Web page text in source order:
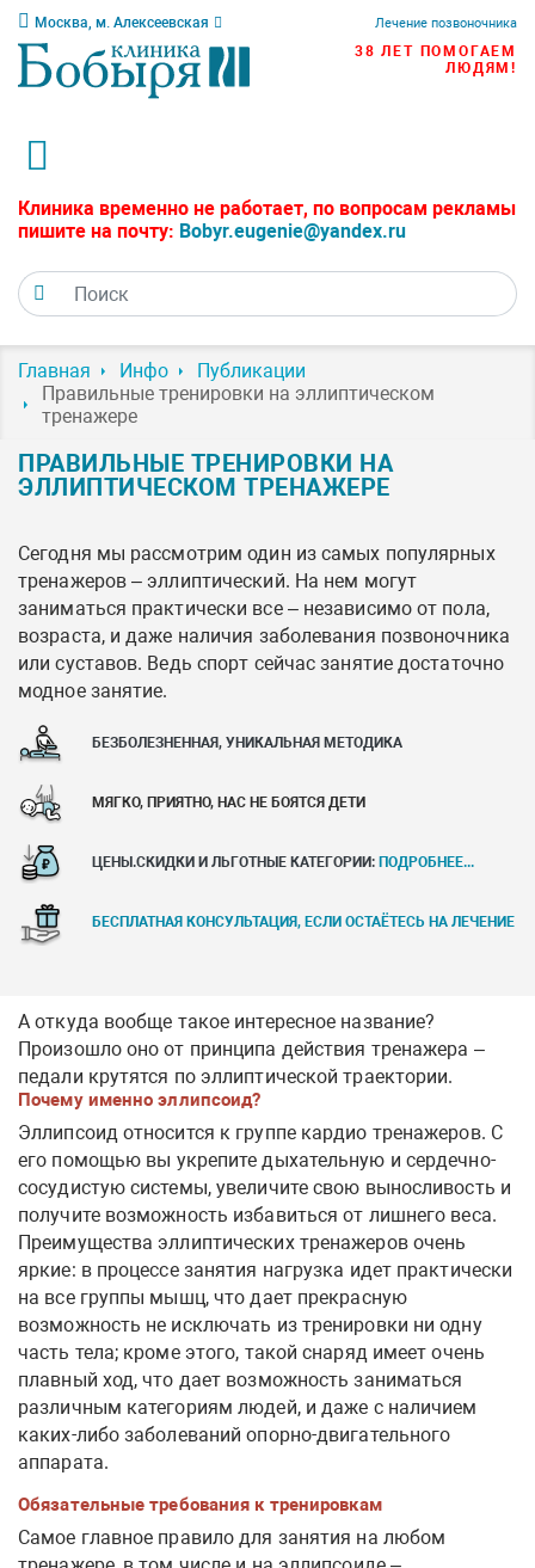
Москва, м. Алексеевская Лечение позвоночника
38 ЛЕТ ПОМОГАЕМ
ЛЮДЯМ!
Клиника временно не работает, по вопросам рекламы
пишите на почту: Bobyr.eugenie@yandex.ru
Главная Инфо
Публикации
Правильные тренировки на эллиптическом
тренажере
ПРАВИЛЬНЫЕ ТРЕНИРОВКИ НА
ЭЛЛИПТИЧЕСКОМ ТРЕНАЖЕРЕ
Сегодня мы рассмотрим один из самых популярных
тренажеров – эллиптический. На нем могут
заниматься практически все – независимо от пола,
возраста, и даже наличия заболевания позвоночника
или суставов. Ведь спорт сейчас занятие достаточно
модное занятие.
БЕЗБОЛЕЗНЕННАЯ, УНИКАЛЬНАЯ МЕТОДИКА
МЯГКО, ПРИЯТНО, НАС НЕ БОЯТСЯ ДЕТИ
ЦЕНЫ.СКИДКИ И ЛЬГОТНЫЕ КАТЕГОРИИ: ПОДРОБНЕЕ...
БЕСПЛАТНАЯ КОНСУЛЬТАЦИЯ, ЕСЛИ ОСТАЁТЕСЬ НА ЛЕЧЕНИЕ
А откуда вообще такое интересное название?
Произошло оно от принципа действия тренажера –
педали крутятся по эллиптической траектории.
Почему именно эллипсоид?
Эллипсоид относится к группе кардио тренажеров. С
его помощью вы укрепите дыхательную и сердечно-
сосудистую системы, увеличите свою выносливость и
получите возможность избавиться от лишнего веса.
Преимущества эллиптических тренажеров очень
яркие: в процессе занятия нагрузка идет практически
на все группы мышц, что дает прекрасную
возможность не исключать из тренировки ни одну
часть тела; кроме этого, такой снаряд имеет очень
плавный ход, что дает возможность заниматься
различным категориям людей, и даже с наличием
каких-либо заболеваний опорно-двигательного
аппарата.
Обязательные требования к тренировкам
Самое главное правило для занятия на любом